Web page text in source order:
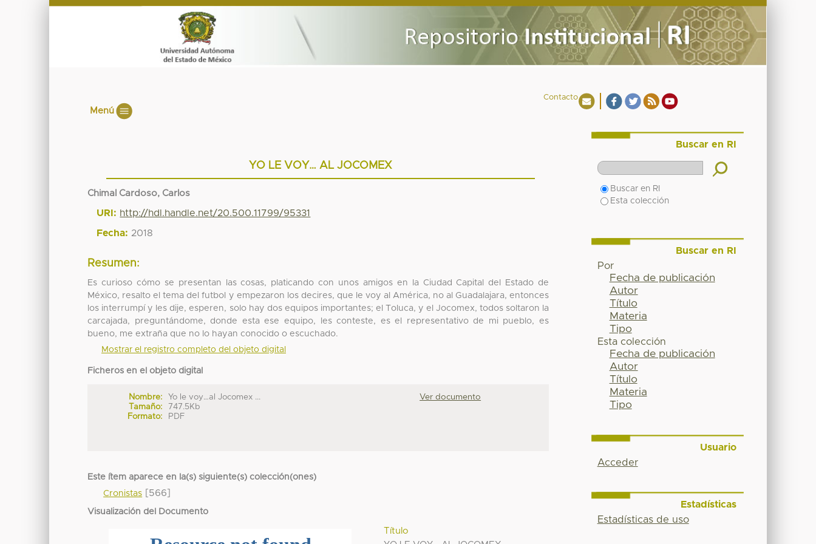
Contacto
Menú
YO LE VOY… AL JOCOMEX
Chimal Cardoso, Carlos
URI: http://hdl.handle.net/20.500.11799/95331
Fecha: 2018
Resumen:
Es curioso cómo se presentan las cosas, platicando con unos amigos en la Ciudad Capital del Estado de
México, resalto el tema del futbol y empezaron los decires, que le voy al América, no al Guadalajara, entonces
los interrumpí y les dije, esperen, solo hay dos equipos importantes; el Toluca, y el Jocomex, todos soltaron la
carcajada, preguntándome, donde esta ese equipo, les conteste, es el representativo de mi pueblo, es
bueno, me extraña que no lo hayan conocido o escuchado.
Mostrar el registro completo del objeto digital
Ficheros en el objeto digital
Nombre:
Yo le voy…al Jocomex ...
Tamaño:
747.5Kb
Formato:
PDF
Ver documento
Este ítem aparece en la(s) siguiente(s) colección(ones)
Cronistas [566]
Visualización del Documento
Título
Buscar en RI
Buscar en RI
Esta colección
Buscar en RI
Por
Fecha de publicación
Autor
Título
Materia
Tipo
Esta colección
Fecha de publicación
Autor
Título
Materia
Tipo
Usuario
Acceder
Estadísticas
Estadísticas de uso